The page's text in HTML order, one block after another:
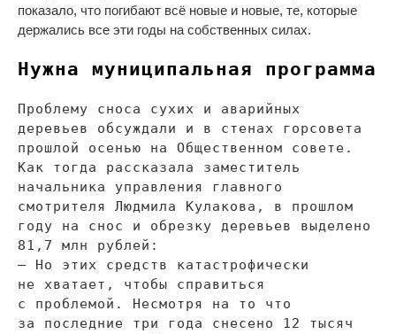
показало, что погибают всё новые и новые, те, которые
держались все эти годы на собственных силах.
Нужна муниципальная программа
Проблему сноса сухих и
аварийных
деревьев обсуждали и
в
стенах горсовета
прошлой осенью на
Общественном совете.
Как тогда рассказала заместитель
начальника управления главного
смотрителя Людмила Кулакова, в
прошлом
году на
снос и
обрезку деревьев выделено
81,7
млн
рублей:
—
Но
этих средств катастрофически
не
хватает, чтобы справиться
с
проблемой. Несмотря на то
что
за
последние три года снесено 12 тысяч